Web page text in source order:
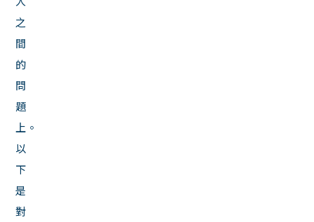
之
間
的
問
題
上。
以
下
是
對